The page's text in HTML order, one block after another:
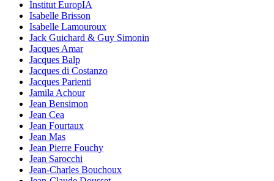
Institut EuropIA
Isabelle Brisson
Isabelle Lamouroux
Jack Guichard & Guy Simonin
Jacques Amar
Jacques Balp
Jacques di Costanzo
Jacques Parienti
Jamila Achour
Jean Bensimon
Jean Cea
Jean Fourtaux
Jean Mas
Jean Pierre Fouchy
Jean Sarocchi
Jean-Charles Bouchoux